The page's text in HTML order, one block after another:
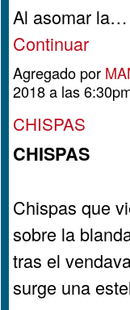
Al asomar la…
Continuar
Agregado por
2018 a las
CHISPAS
CHISPAS
Chispas que
sobre la
tras el
surge una